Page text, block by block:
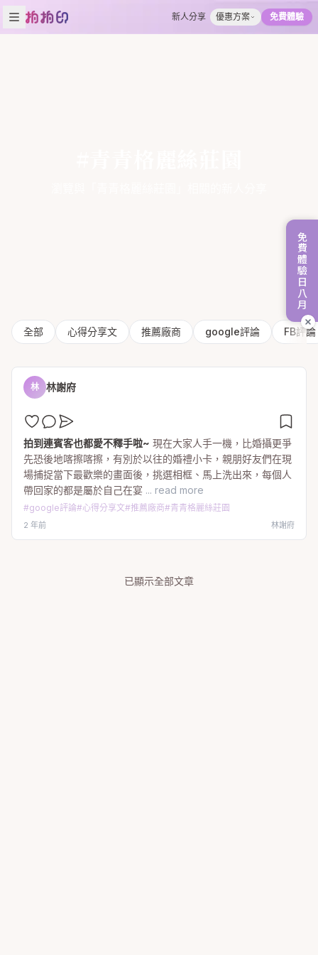
免費體驗日八月
新人分享 優惠方案 免費體驗
全部 心得分享文 推薦廠商 google評論 FB評論
林 林謝府
拍到連賓客也都愛不釋手啦~ 現在大家人手一機，比婚攝更爭
先恐後地喀擦喀擦，有別於以往的婚禮小卡，親朋好友們在現
場捕捉當下最歡樂的畫面後，挑選相框、馬上洗出來，每個人
帶回家的都是屬於自己在宴 ... read more
#google評論#心得分享文#推薦廠商#青青格麗絲莊園
2 年前 林謝府
已顯示全部文章